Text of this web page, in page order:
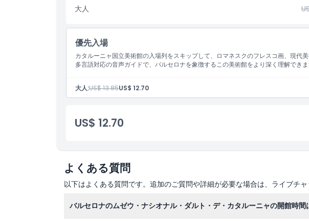
含まれるもの
子供／大人ポリシー
場所
大人
優先入場
カタルーニャ国立美術館の入場列をスキップして、ロマネスクのフレスコ画、現代美
多言語対応の音声ガイドで、バルセロナを象徴するこの美術館をより深く理解できま
大人:US$ 13.85US$ 12.70
US$ 12.70
よくある質問
以下はよくある質問です。追加のご質問や詳細が必要な場合は、ライブチ
バルセロナのムゼウ・ナシオナル・ダルト・デ・カタルーニャの開館時間